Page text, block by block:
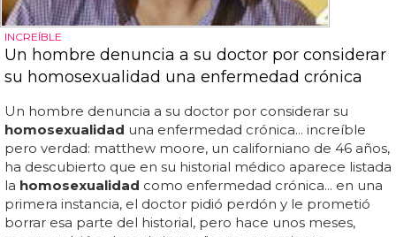
INCREÍBLE
Un hombre denuncia a su doctor por considerar
su homosexualidad una enfermedad crónica
Un hombre denuncia a su doctor por considerar su
homosexualidad una enfermedad crónica... increíble
pero verdad: matthew moore, un californiano de 46 años,
ha descubierto que en su historial médico aparece listada
la homosexualidad como enfermedad crónica... en una
primera instancia, el doctor pidió perdón y le prometió
borrar esa parte del historial, pero hace unos meses,